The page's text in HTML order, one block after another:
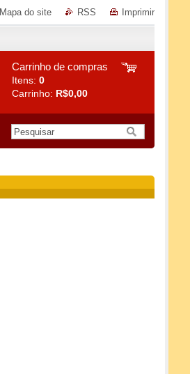
Mapa do site RSS Imprimir
Carrinho de compras
Itens: 0
Carrinho: R$0,00